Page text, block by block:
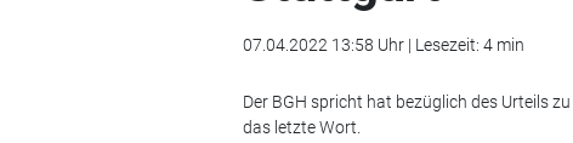
07.04.2022 13:58 Uhr | Lesezeit: 4 min
Der BGH spricht hat bezüglich des Urteils
das letzte Wort.